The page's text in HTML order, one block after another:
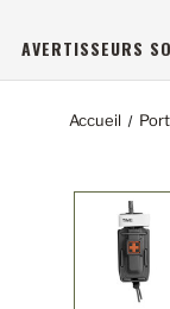
AVERTISSEURS
Accueil